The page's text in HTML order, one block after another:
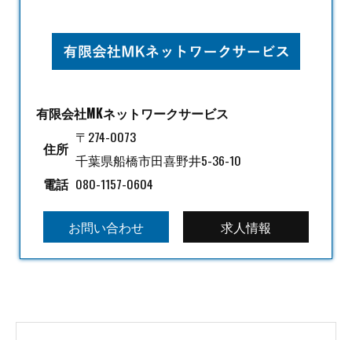
有限会社MKネットワークサービス
住所
〒274-0073
千葉県船橋市田喜野井5-36-10
電話 080-1157-0604
お問い合わせ 求人情報